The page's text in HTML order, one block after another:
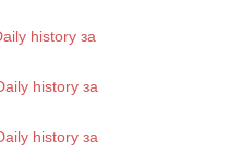
history за
history за
history за